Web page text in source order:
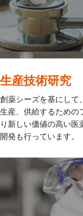
生産技術研究
創薬シーズを基にして
生産、供給するための
り新しい価値の高い
開発も行っています。